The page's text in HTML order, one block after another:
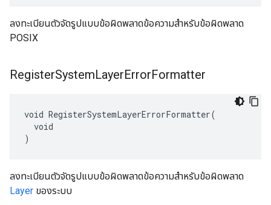
ลงทะเบียนตัวจัดรูปแบบข้อผิดพลาดข้อความสำหรับข้อผิดพลาด
POSIX
RegisterSystemLayerErrorFormatter
void RegisterSystemLayerErrorFormatter(
  void
)
ลงทะเบียนตัวจัดรูปแบบข้อผิดพลาดข้อความสำหรับข้อผิดพลาด
Layer ของระบบ